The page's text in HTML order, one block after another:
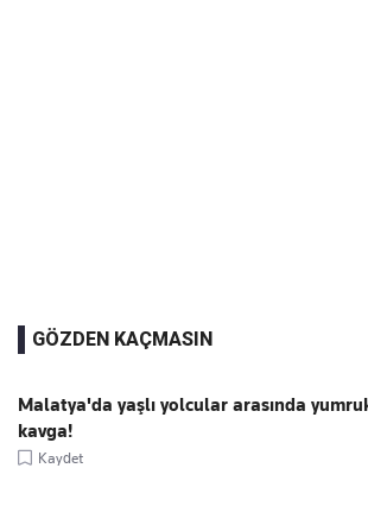
GÖZDEN KAÇMASIN
Malatya'da yaşlı yolcular arasında
kavga!
Kaydet